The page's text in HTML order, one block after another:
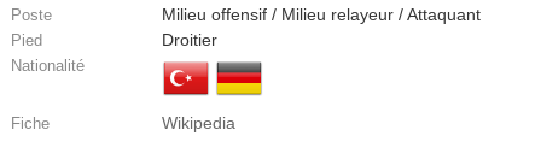
Poste Milieu offensif / Milieu relayeur / Attaquant
Pied Droitier
Nationalité
Fiche Wikipedia